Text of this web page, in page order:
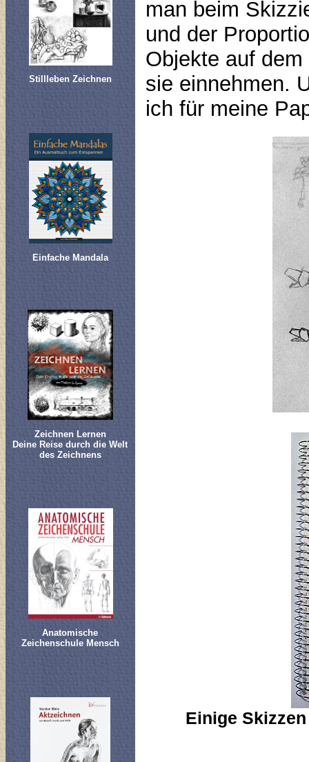
Stillleben Zeichnen
Einfache Mandala
Zeichnen Lernen
Deine Reise durch die Welt
des Zeichnens
Anatomische
Zeichenschule Mensch
man beim
und der
Objekte auf
sie einnehmen.
ich für meine
Einige